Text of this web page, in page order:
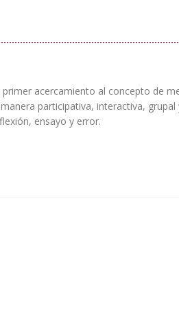
acercamiento al concepto de
participativa, interactiva, grupal
ensayo y error.